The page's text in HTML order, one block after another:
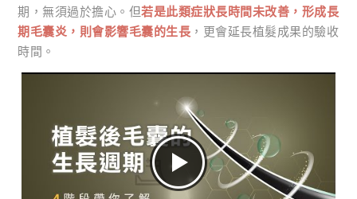
期，無須過於擔心。但若是此類症狀長時間未改善，形成長
期毛囊炎，則會影響毛囊的生長 ，更會延長植髮成果的驗收
時間。